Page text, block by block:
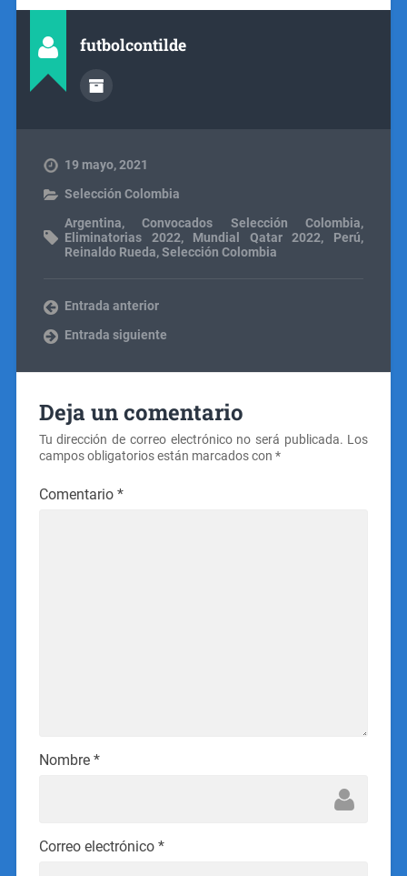
futbolcontilde
19 mayo, 2021
Selección Colombia
Argentina,Convocados Selección Colombia,
Eliminatorias 2022, Mundial Qatar 2022, Perú,
Reinaldo Rueda,Selección Colombia
Entrada anterior
Entrada siguiente
Deja un comentario
Tu dirección de correo electrónico no será publicada. Los
campos obligatorios están marcados con *
Comentario *
Nombre *
Correo electrónico *